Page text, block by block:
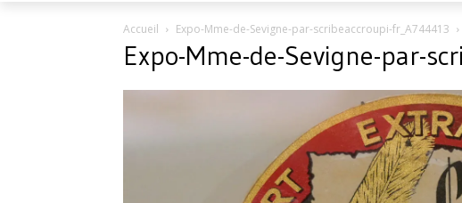
Accueil Expo-Mme-de-Sevigne-par-scribeaccroupi-fr_A744413
Expo-Mme-de-Sevigne-par-